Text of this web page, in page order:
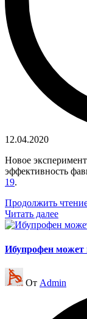
12.04.2020
Новое
эффективность
19.
Продолжить
Читать далее
Ибупрофен может
Запись
от
От Admin